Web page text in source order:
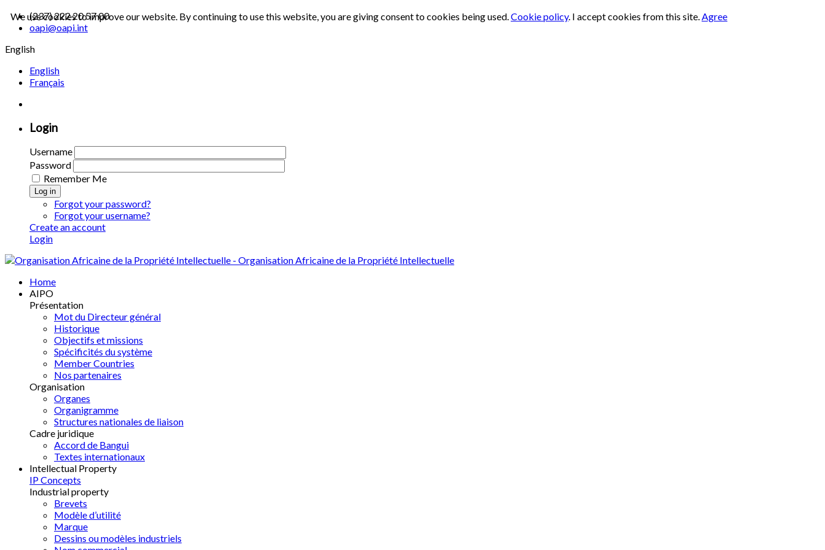
(237) 222 20 57 00
oapi@oapi.int
English
English
Français
Login
Username
Password
Remember Me
Log in
Forgot your password?
Forgot your username?
Create an account
Login
Home
AIPO
Présentation
Mot du Directeur général
Historique
Objectifs et missions
Spécificités du système
Member Countries
Nos partenaires
Organisation
Organes
Organigramme
Structures nationales de liaison
Cadre juridique
Accord de Bangui
Textes internationaux
Intellectual Property
IP Concepts
Industrial property
Brevets
Modèle d’utilité
Marque
Dessins ou modèles industriels
We use cookies to improve our website. By continuing to use this website, you are giving consent to cookies being used.Cookie policy. I accept cookies from this site.Agree